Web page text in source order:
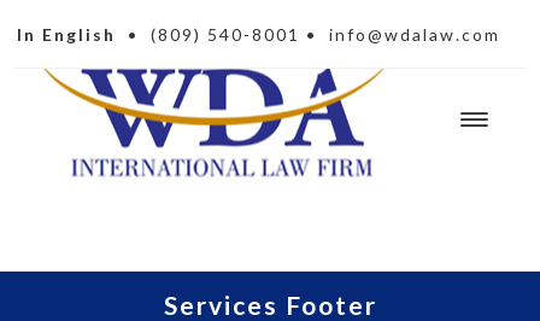
In English • (809) 540-8001 • info@wdalaw.com
Services Footer